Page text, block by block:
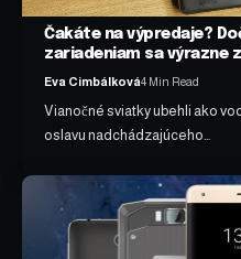
Čakáte na výpredaje?
zariadeniam sa výrazne
Eva Cimbálková4 Min Read
Vianočné sviatky ubehli ako
oslavu nadchádzajúceho…